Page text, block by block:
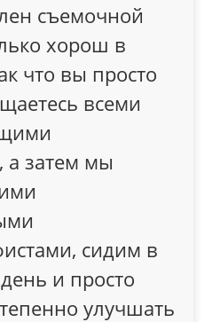
съемочной
хорош в
что вы просто
всеми
а затем мы
сидим в
и просто
улучшать